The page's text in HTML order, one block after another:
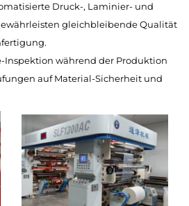
Druck-, Laminier- und
gleichbleibende Qualität
Inspektion während der Produktion
auf Material-Sicherheit und